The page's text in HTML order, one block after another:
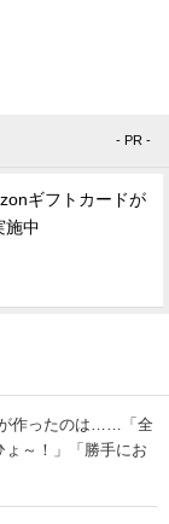
- PR -
ギフトカードが
施中
作ったのは……「全
～！」「勝手にお